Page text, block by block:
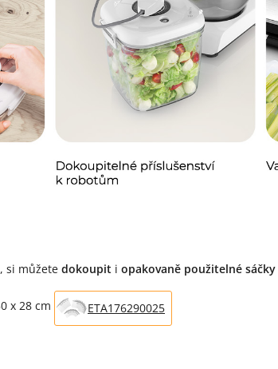
si můžete dokoupit i opakovaně použitelné sáčky
x 28 cm ETA176290025